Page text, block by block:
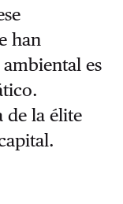
han
es
de la élite